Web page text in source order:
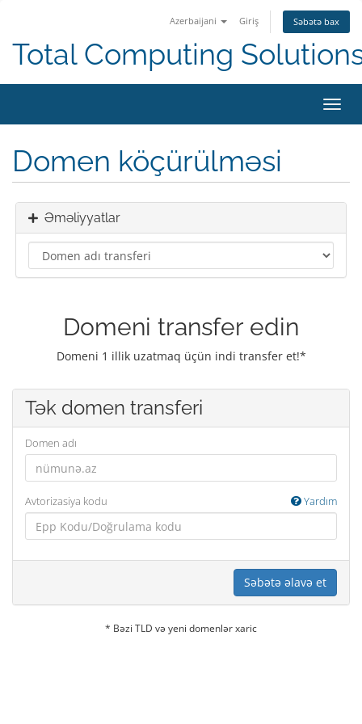
Azerbaijani Giriş Səbətə bax
Total Computing
keçid
Domen köçürülməsi
Əməliyyatlar
Domeni transfer edin
Domeni 1 illik uzatmaq üçün indi transfer et!*
Tək domen transferi
Domen adı
Avtorizasiya kodu Yardım
Səbətə əlavə et
* Bəzi TLD və yeni domenlər xaric